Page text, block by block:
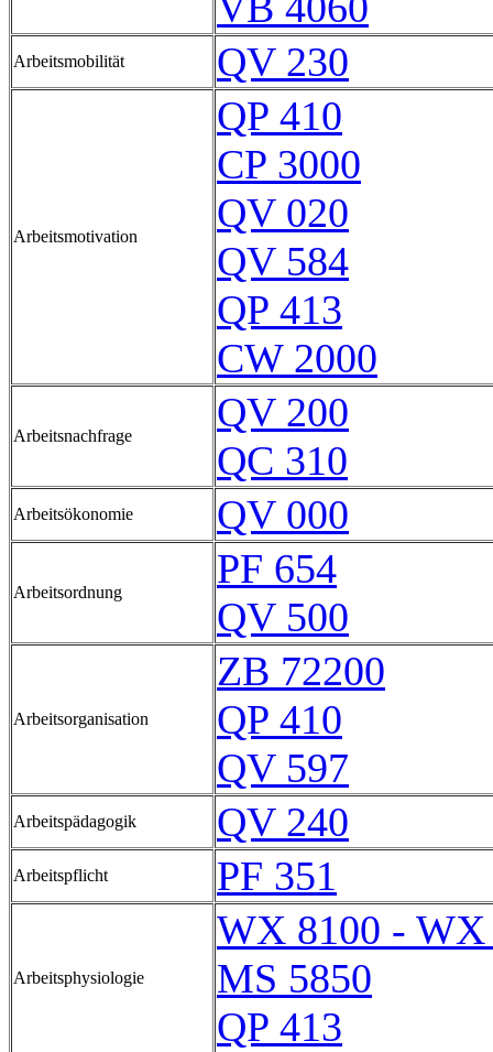
Arbeitsmobilität QV 230
Arbeitsmotivation
QP 410
CP 3000
QV 020
QV 584
QP 413
CW 2000
Arbeitsnachfrage
QV 200
QC 310
Arbeitsökonomie QV 000
Arbeitsordnung
PF 654
QV 500
Arbeitsorganisation
ZB 72200
QP 410
QV 597
Arbeitspädagogik QV 240
Arbeitspflicht PF 351
Arbeitsphysiologie
WX 8100 - WX
MS 5850
QP 413